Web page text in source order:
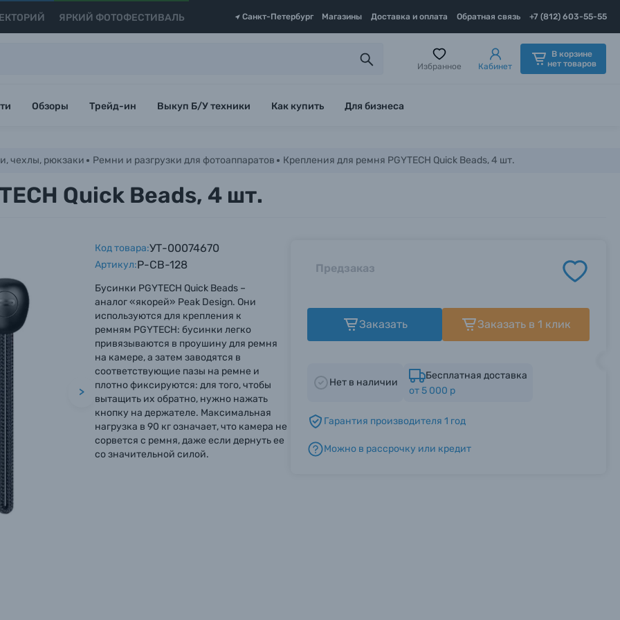
ЯРКИЙ ФОТОФЕСТИВАЛЬ Санкт-Петербург Магазины Доставка и оплата Обратная связь +7 (812) 603-55-55
вопросы?
вопросы?
Избранное Кабинет
В корзине
нет товаров
Обзоры Трейд-ин Выкуп Б/У техники Как купить Для бизнеса
чехлы, рюкзаки Ремни и разгрузки для фотоаппаратов Крепления для ремня PGYTECH Quick Beads, 4 шт.
Quick Beads, 4 шт.
>
Код товара:УТ-00074670
Артикул:P-CB-128
Бусинки PGYTECH Quick Beads –
аналог «якорей» Peak Design. Они
используются для крепления к
ремням PGYTECH: бусинки легко
привязываются в проушину для ремня
на камере, а затем заводятся в
соответствующие пазы на ремне и
плотно фиксируются: для того, чтобы
вытащить их обратно, нужно нажать
кнопку на держателе. Максимальная
нагрузка в 90 кг означает, что камера не
сорвется с ремня, даже если дернуть ее
со значительной силой.
Предзаказ
Заказать Заказать в 1 клик
Нет в наличии
Бесплатная доставка
от 5 000 р
Гарантия производителя 1 год
Можно в рассрочку или кредит
вопросы?